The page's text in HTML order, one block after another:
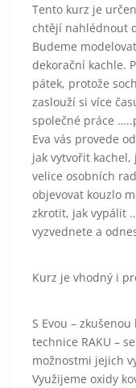
Tento kurz je
chtějí nahlédnout
Budeme
dekorační kachle.
pátek, protože
zaslouží si více
společné práce
Eva vás provede
jak vytvořit
velice osobních
objevovat kouzlo
zkrotit, jak vypálit
vyzvednete a
Kurz je vhodný i
S Evou –
technice RAKU –
možnostmi jejich
Využijeme oxidy